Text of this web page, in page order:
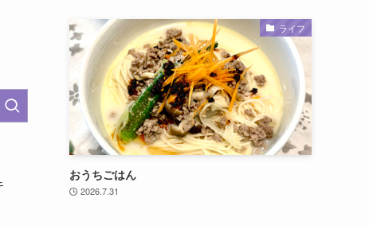
ライフ
おうちごはん
2026.7.31